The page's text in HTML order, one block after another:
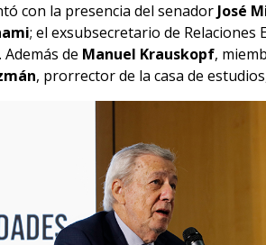
con la presencia del senador José
; el exsubsecretario de Relaciones
. Además de Manuel Krauskopf,
, prorrector de la casa de